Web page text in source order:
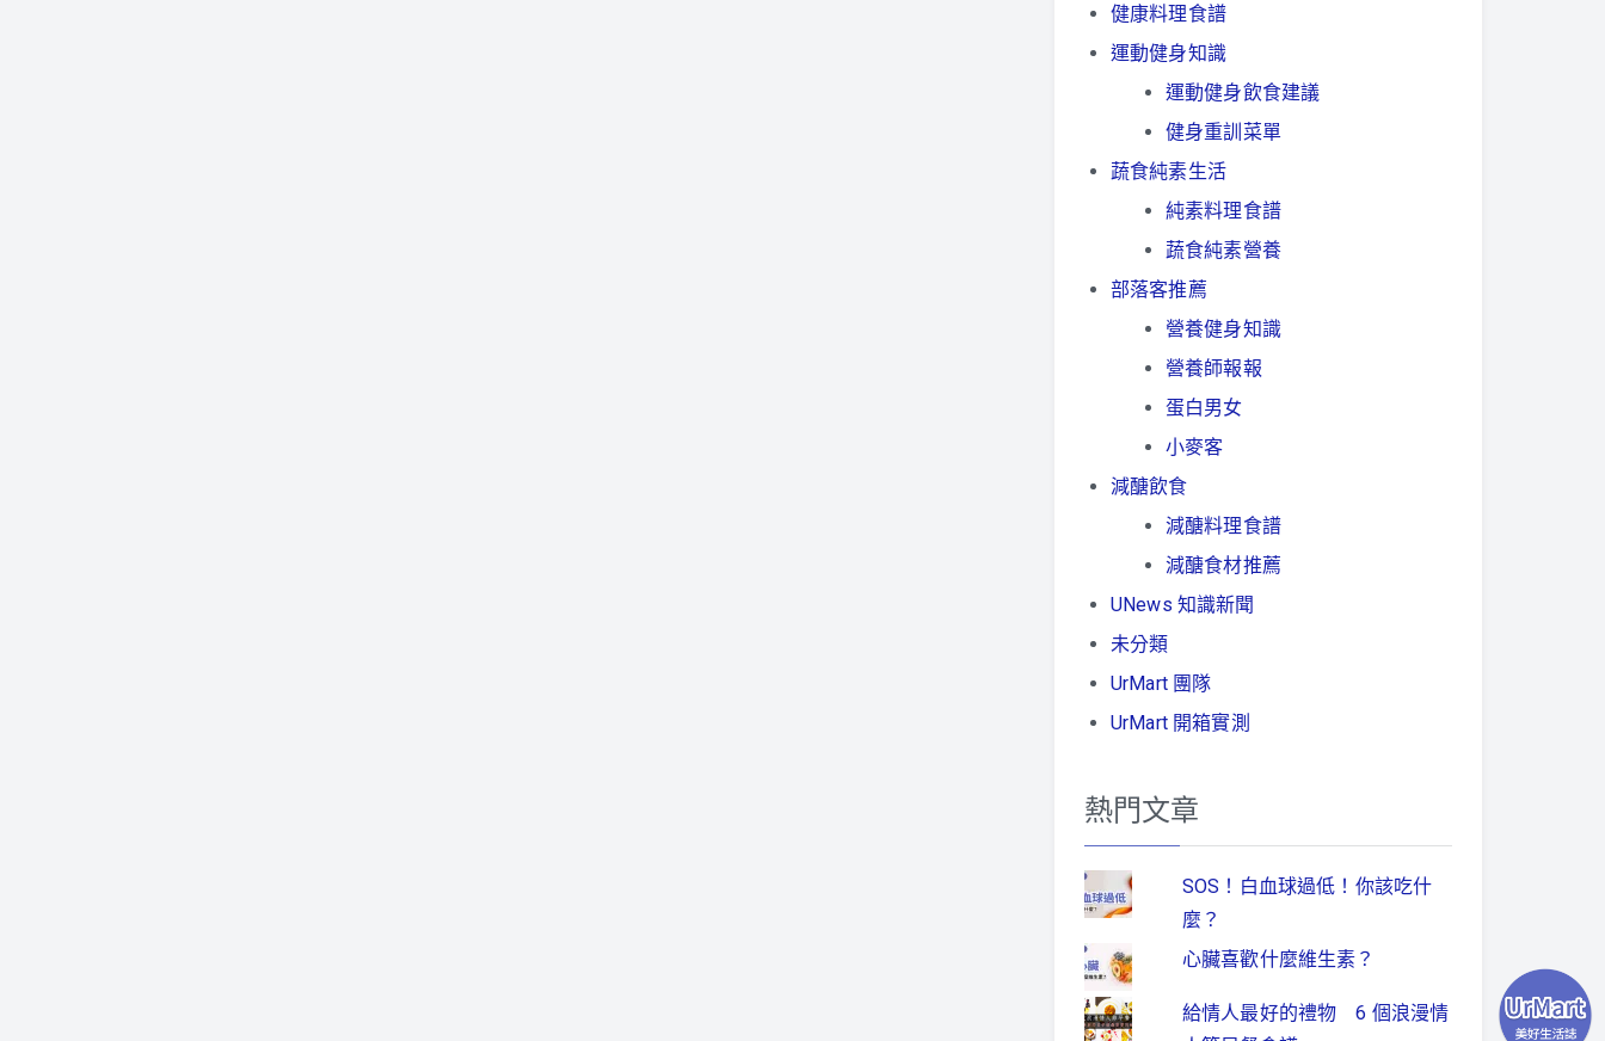
健康料理食譜
運動健身知識
運動健身飲食建議
健身重訓菜單
蔬食純素生活
純素料理食譜
蔬食純素營養
部落客推薦
營養健身知識
營養師報報
蛋白男女
小麥客
減醣飲食
減醣料理食譜
減醣食材推薦
UNews 知識新聞
未分類
UrMart 團隊
UrMart 開箱實測
熱門文章
SOS！白血球過低！你該吃什
麼？
心臟喜歡什麼維生素？
給情人最好的禮物 6 個浪漫情